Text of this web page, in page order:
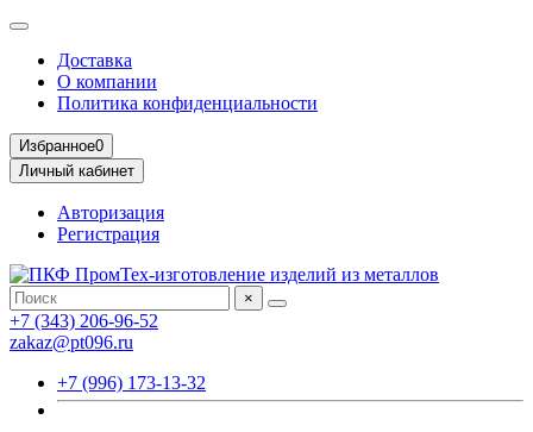
Доставка
О компании
Политика конфиденциальности
Избранное0
Личный кабинет
Авторизация
Регистрация
×
+7 (343) 206-96-52
zakaz@pt096.ru
+7 (996) 173-13-32